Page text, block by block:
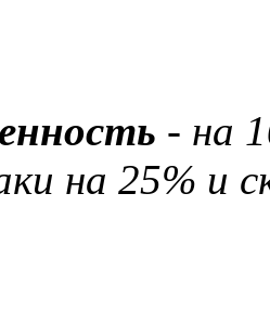
- на
на 25% и